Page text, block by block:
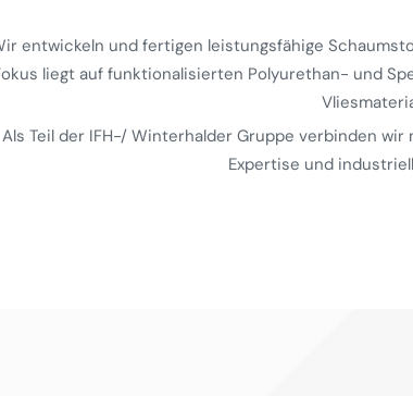
entwickeln und fertigen leistungsfähige
liegt auf funktionalisierten Polyurethan- und
Als Teil der IFH-/ Winterhalder Gruppe verbinden
Expertise und